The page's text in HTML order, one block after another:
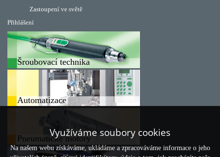
Zastoupení ve světě
Přihlášení
Šroubovací technika
Automatizace
Pneumatické motory
Využíváme soubory cookies
Na našem webu získáváme, ukládáme a zpracováváme informace o jeho